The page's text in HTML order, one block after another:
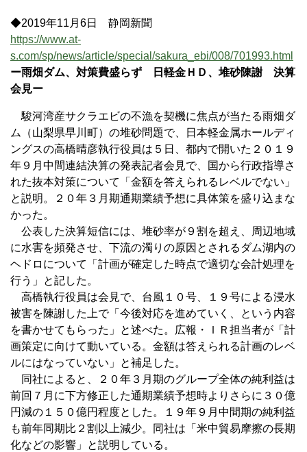
◆2019年11月6日 静岡新聞
https://www.at-
s.com/sp/news/article/special/sakura_ebi/008/701993.html
ー雨畑ダム、対策費盛らず 日軽金ＨＤ、堆砂陳謝 決算
会見ー
駿河湾産サクラエビの不漁を契機に焦点が当たる雨畑ダ
ム（山梨県早川町）の堆砂問題で、日本軽金属ホールディ
ングスの高橋晴彦執行役員は５日、都内で開いた２０１９
年９月中間連結決算の発表記者会見で、国から行政指導さ
れた抜本対策について「金額を答えられるレベルでない」
と説明。２０年３月期通期業績予想に具体策を盛り込まな
かった。
公表した決算短信には、堆砂率が９割を超え、周辺地域
に水害を頻発させ、下流の濁りの原因とされるダム湖内の
ヘドロについて「計画が確定した時点で適切な会計処理を
行う」と記した。
高橋執行役員は会見で、台風１０号、１９号による浸水
被害を陳謝した上で「今後対応を進めていく、という内容
を書かせてもらった」と述べた。広報・ＩＲ担当者が「計
画策定に向けて動いている。金額は答えられる計画のレベ
ルにはなっていない」と補足した。
同社によると、２０年３月期のグループ全体の純利益は
前回７月に下方修正した通期業績予想時よりさらに３０億
円減の１５０億円程度とした。１９年９月中間期の純利益
も前年同期比２割以上減少。同社は「米中貿易摩擦の長期
化などの影響」と説明している。